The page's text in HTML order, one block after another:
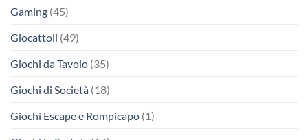
Gaming (45)
Giocattoli (49)
Giochi da Tavolo (35)
Giochi di Società (18)
Giochi Escape e Rompicapo (1)